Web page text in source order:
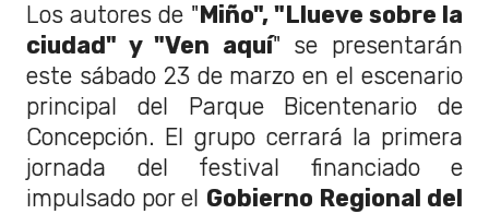
Los autores de "Miño", "Llueve sobre la
ciudad" y "Ven aquí" se presentarán
este sábado 23 de marzo en el escenario
principal del Parque Bicentenario de
Concepción. El grupo cerrará la primera
jornada del festival financiado e
impulsado por el Gobierno Regional del